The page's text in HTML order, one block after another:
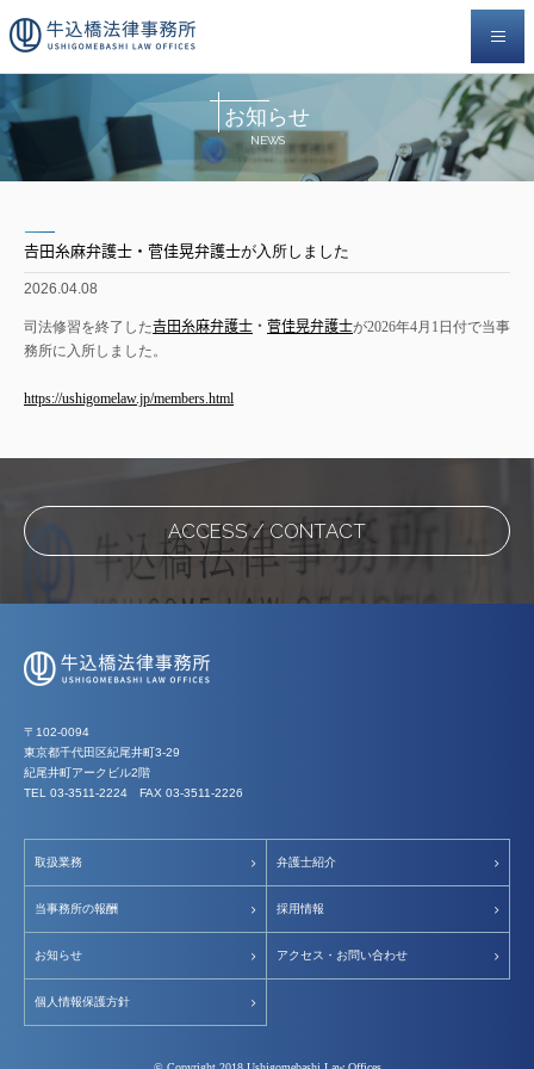
お知らせ
NEWS
𠮷田糸麻弁護士・菅佳晃弁護士が入所しました
2026.04.08
司法修習を終了した𠮷田糸麻弁護士 ・ 菅佳晃弁護士が2026年4月1日付で当事
務所に入所しました。
https://ushigomelaw.jp/members.html
ACCESS / CONTACT
〒102-0094
東京都千代田区紀尾井町3-29
紀尾井町アークビル2階
TEL 03‑3511‑2224 FAX 03‑3511‑2226
取扱業務 弁護士紹介
当事務所の報酬 採用情報
お知らせ アクセス・お問い合わせ
個人情報保護方針